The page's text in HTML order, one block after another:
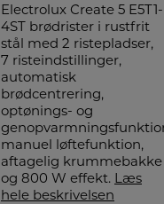
Electrolux Create 5 E5T1-
4ST brødrister i rustfrit
stål med 2 ristepladser,
7 risteindstillinger,
automatisk
brødcentrering,
optønings- og
manuel løftefunktion,
aftagelig krummebakke
og 800 W effekt. Læs
hele beskrivelsen